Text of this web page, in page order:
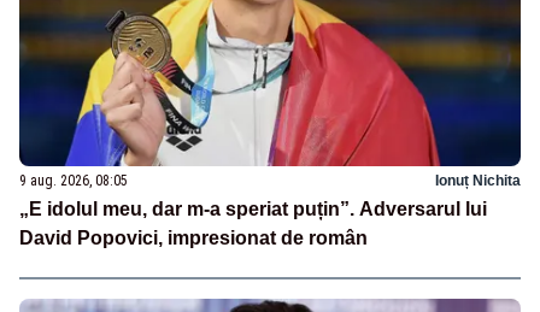
9 aug. 2026, 08:05 Ionuț Nichita
„E idolul meu, dar m-a speriat puțin”. Adversarul lui
David Popovici, impresionat de român